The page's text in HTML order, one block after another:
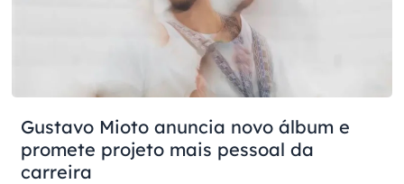
Gustavo Mioto anuncia novo álbum e
promete projeto mais pessoal da
carreira